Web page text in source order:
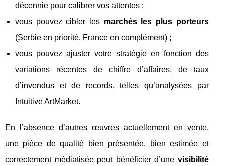
décennie pour calibrer vos attentes ;
vous pouvez cibler les marchés les plus porteurs
(Serbie en priorité, France en complément) ;
vous pouvez ajuster votre stratégie en fonction des
variations récentes de chiffre d’affaires, de taux
d’invendus et de records, telles qu’analysées par
Intuitive ArtMarket.
En l’absence d’autres œuvres actuellement en vente,
une pièce de qualité bien présentée, bien estimée et
correctement médiatisée peut bénéficier d’une visibilité